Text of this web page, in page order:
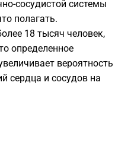
сосудистой системы
полагать.
18 тысяч человек,
определенное
вероятность
сердца и сосудов на